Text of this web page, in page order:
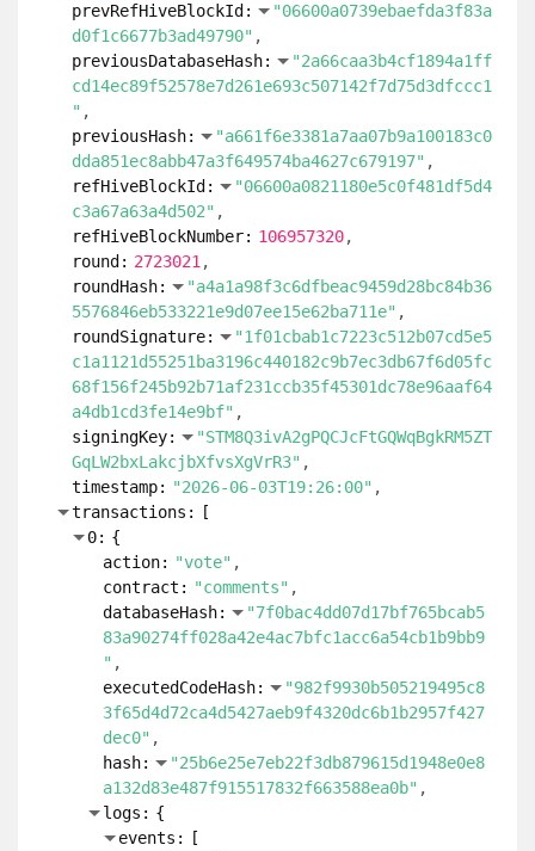
prevRefHiveBlockId:
"06600a0739ebaefda3f83a
d0f1c6677b3ad49790"
previousDatabaseHash:
"2a66caa3b4cf1894a1ff
cd14ec89f52578e7d261e693c507142f7d75d3dfccc1
"
previousHash:
"a661f6e3381a7aa07b9a100183c0
dda851ec8abb47a3f649574ba4627c679197"
refHiveBlockId:
"06600a0821180e5c0f481df5d4
c3a67a63a4d502"
refHiveBlockNumber: 106957320
round: 2723021
roundHash:
"a4a1a98f3c6dfbeac9459d28bc84b36
5576846eb533221e9d07ee15e62ba711e"
roundSignature:
"1f01cbab1c7223c512b07cd5e5
c1a1121d55251ba3196c440182c9b7ec3db67f6d05fc
68f156f245b92b71af231ccb35f45301dc78e96aaf64
a4db1cd3fe14e9bf"
signingKey:
"STM8Q3ivA2gPQCJcFtGQWqBgkRM5ZT
GqLW2bxLakcjbXfvsXgVrR3"
timestamp: "2026-06-03T19:26:00"
transactions:
[
0: {
action: "vote"
contract: "comments"
databaseHash:
"7f0bac4dd07d17bf765bcab5
83a90274ff028a42e4ac7bfc1acc6a54cb1b9bb9
"
executedCodeHash:
"982f9930b505219495c8
3f65d4d72ca4d5427aeb9f4320dc6b1b2957f427
dec0"
hash:
"25b6e25e7eb22f3db879615d1948e0e8
a132d83e487f915517832f663588ea0b"
logs: {
events:
[